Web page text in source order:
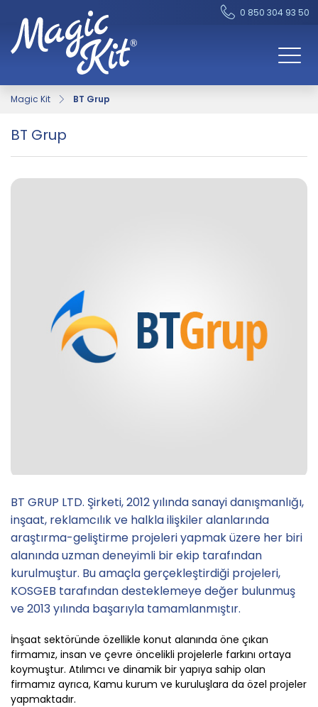
0 850 304 93 50
Magic Kit BT Grup
BT Grup
BT GRUP LTD. Şirketi, 2012 yılında sanayi danışmanlığı,
inşaat, reklamcılık ve halkla ilişkiler alanlarında
araştırma-geliştirme projeleri yapmak üzere her biri
alanında uzman deneyimli bir ekip tarafından
kurulmuştur. Bu amaçla gerçekleştirdiği projeleri,
KOSGEB tarafından desteklemeye değer bulunmuş
ve 2013 yılında başarıyla tamamlanmıştır.
İnşaat sektöründe özellikle konut alanında öne çıkan
firmamız, insan ve çevre öncelikli projelerle farkını ortaya
koymuştur. Atılımcı ve dinamik bir yapıya sahip olan
firmamız ayrıca, Kamu kurum ve kuruluşlara da özel projeler
yapmaktadır.